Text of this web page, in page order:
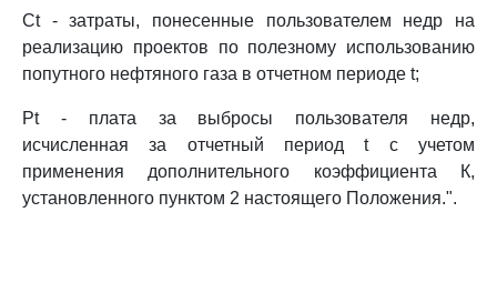
Ct - затраты, понесенные пользователем недр на
реализацию проектов по полезному использованию
попутного нефтяного газа в отчетном периоде t;
Pt - плата за выбросы пользователя недр,
исчисленная за отчетный период t с учетом
применения дополнительного коэффициента К,
установленного пунктом 2 настоящего Положения.".